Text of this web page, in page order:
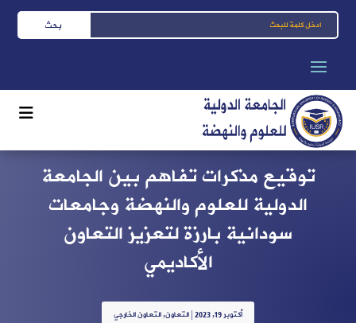
توقيع مذكرات تفاهم بين الجامعة
الدولية للعلوم والنهضة وجامعات
سودانية بارزة لتعزيز التعاون
الأكاديمي
أكتوبر 19, 2023 |التعاون,التعاون الخارجي